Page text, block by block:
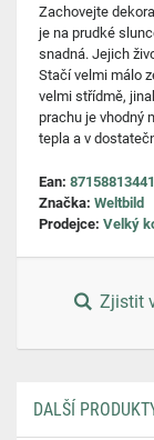
Zachovejte
je na prudké
snadná. Jejich
Stačí velmi málo
velmi střídmě,
prachu je vhodný
tepla a v
Ean:
Značka: Weltbild
Prodejce: Velký
Zjistit
DALŠÍ